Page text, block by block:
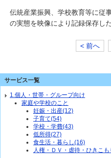
伝統産業振興、学校教育等に従
の実態を映像により記録保存し
< 前へ
サービス一覧
1.個人・世帯・グループ向け
家庭や学校のこと
妊娠・出産(12)
子育て(54)
学校・学費(43)
低所得(27)
食生活・暮らし(16)
人権・ＤＶ・虐待・ひきこ